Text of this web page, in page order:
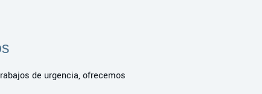
de urgencia, ofrecemos